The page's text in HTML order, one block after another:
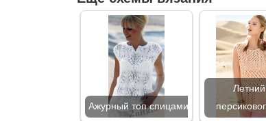
Ажурный топ спицами